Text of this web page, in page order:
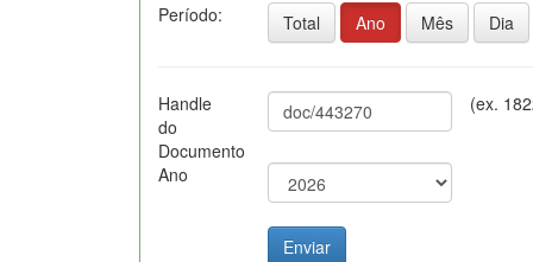
Período: Total Ano Mês Dia
Handle
do
Documento
(ex.
Ano